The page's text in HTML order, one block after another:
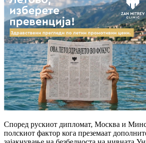
Според рускиот дипломат, Москва и
полскиот фактор кога преземаат